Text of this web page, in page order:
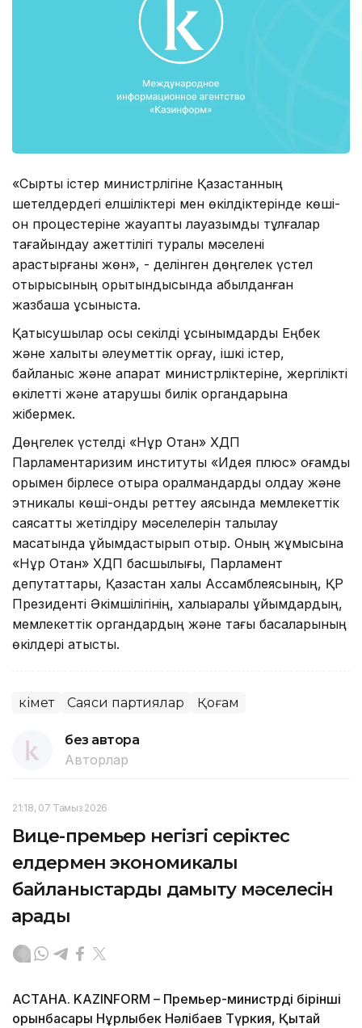
«Сыртқы істер министрлігіне Қазақстанның
шетелдердегі елшіліктері мен өкілдіктерінде көші-
қон процестеріне жауапты лауазымды тұлғалар
тағайындау қажеттілігі туралы мәселені
қарастырғаны жөн», - делінген дөңгелек үстел
отырысының қорытындысында қабылданған
жазбаша ұсыныста.
Қатысушылар осы секілді ұсынымдарды Еңбек
және халықты әлеуметтік қорғау, ішкі істер,
байланыс және ақпарат министрліктеріне, жергілікті
өкілетті және атқарушы билік органдарына
жібермек.
Дөңгелек үстелді «Нұр Отан» ХДП
Парламентаризим институты «Идея плюс» қоғамдық
қорымен бірлесе отыра оралмандарды қолдау және
этникалық көші-қонды реттеу аясында мемлекеттік
саясатты жетілдіру мәселелерін талқылау
мақсатында ұйымдастырып отыр. Оның жұмысына
«Нұр Отан» ХДП басшылығы, Парламент
депутаттары, Қазақстан халқы Ассамблеясының, ҚР
Президенті Әкімшілігінің, халықаралық ұйымдардың,
мемлекеттік органдардың және тағы басқаларының
өкілдері қатысты.
Үкімет Саяси партиялар Қоғам
без автора
Авторлар
21:18, 07 Тамыз 2026
Вице-премьер негізгі серіктес
елдермен экономикалық
байланыстарды дамыту мәселесін
қарады
АСТАНА. KAZINFORM – Премьер-министрдің бірінші
орынбасары Нұрлыбек Нәлібаев Түркия, Қытай